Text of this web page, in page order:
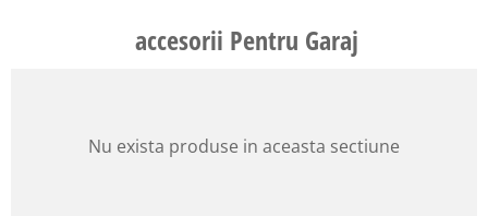
accesorii Pentru Garaj
Nu exista produse in aceasta sectiune